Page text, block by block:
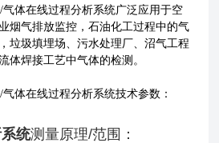
体在线过程分析系统广泛应用于空
烟气排放监控，石油化工过程中的气
垃圾填埋场、污水处理厂、沼气工程
体焊接工艺中气体的检测。
/气体在线过程分析系统技术参数：
统测量原理/范围：